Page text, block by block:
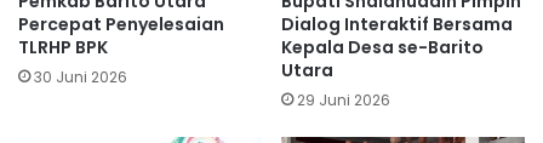
Percepat Penyelesaian
TLRHP BPK
30 Juni 2026
Dialog Interaktif Bersama
Kepala Desa se-Barito
Utara
29 Juni 2026